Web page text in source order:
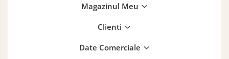
Magazinul Meu
Clienti
Date Comerciale